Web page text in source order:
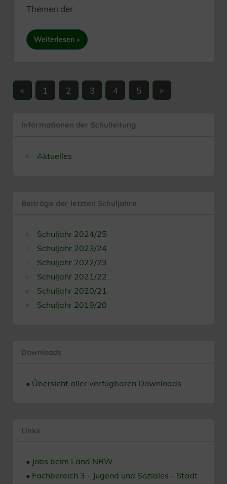
Themen der
Weiterlesen
Seitennummerierung
Beiträge
« Vorherige
1 2 3 4 5
Nächste
»
Informationen der Schulleitung
Aktuelles
Beiträge der letzten Schuljahre
Schuljahr 2024/25
Schuljahr 2023/24
Schuljahr 2022/23
Schuljahr 2021/22
Schuljahr 2020/21
Schuljahr 2019/20
Downloads
• Übersicht aller verfügbaren Downloads
Links
• Jobs beim Land NRW
• Fachbereich 3 - Jugend und Soziales - Stadt